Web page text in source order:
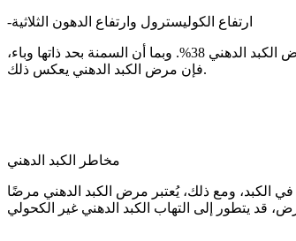
-ارتفاع الكوليسترول وارتفاع الدهون الثلاثية
السبب الرئيسي وراء تحول مرض الكبد الدهني إلى وباء هو تزايد أعداد الأطفال الذين يعانون من السمنة. إذ تبلغ نسبة إصابة الأطفال المصابين بالسمنة بمرض الكبد الدهني 38%. وبما أن السمنة بحد ذاتها وباء،
فإن مرض الكبد الدهني يعكس ذلك.
مخاطر الكبد الدهني
الكبد، ومع ذلك، يُعتبر مرض الكبد الدهني مرضًا